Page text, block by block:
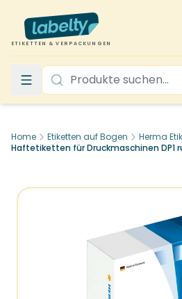
ETIKETTEN & VERPACKUNGEN
Home Etiketten auf Bogen
Herma
Haftetiketten für Druckmaschinen DP1